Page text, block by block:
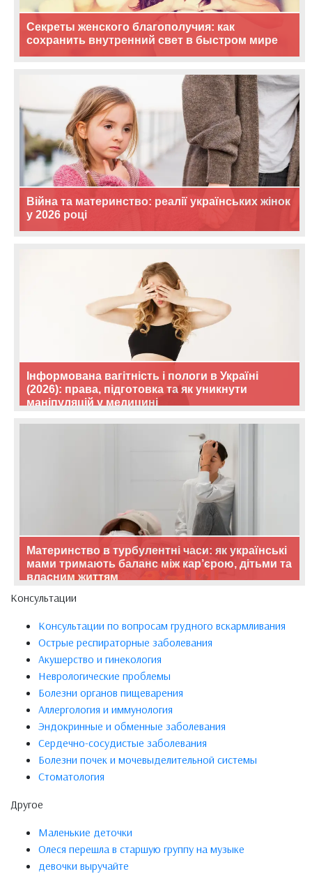
Секреты женского благополучия: как
сохранить внутренний свет в быстром мире
Війна та материнство: реалії українських жінок
у 2026 році
Інформована вагітність і пологи в Україні
(2026): права, підготовка та як уникнути
маніпуляцій у медицині
Материнство в турбулентні часи: як українські
мами тримають баланс між кар’єрою, дітьми та
власним життям
Консультации
Консультации по вопросам грудного вскармливания
Острые респираторные заболевания
Акушерство и гинекология
Неврологические проблемы
Болезни органов пищеварения
Аллергология и иммунология
Эндокринные и обменные заболевания
Сердечно-сосудистые заболевания
Болезни почек и мочевыделительной системы
Стоматология
Другое
Маленькие деточки
Олеся перешла в старшую группу на музыке
девочки выручайте